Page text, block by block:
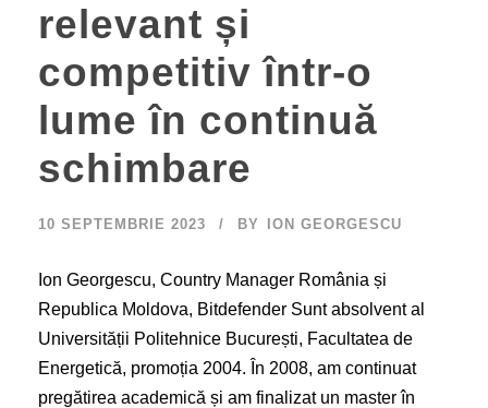
relevant și
competitiv într-o
lume în continuă
schimbare
10 SEPTEMBRIE 2023 BY ION GEORGESCU
Ion Georgescu, Country Manager România și
Republica Moldova, Bitdefender Sunt absolvent al
Universității Politehnice București, Facultatea de
Energetică, promoția 2004. În 2008, am continuat
pregătirea academică și am finalizat un master în